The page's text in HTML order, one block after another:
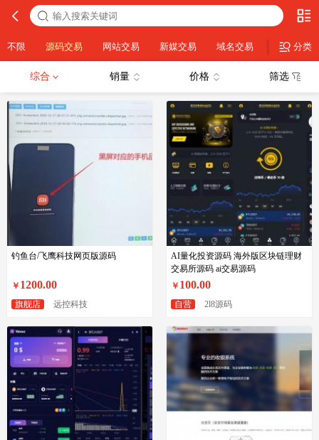
不限 源码交易 网站交易 新媒交易 域名交易 素材交易
分类
综合 销量 价格 筛选
钓鱼台/飞鹰科技网页版源码
￥ 1200.00
旗舰店 远控科技
AI量化投资源码 海外版区块链理财
交易所源码 ai交易源码
￥ 100.00
自营 2l8源码